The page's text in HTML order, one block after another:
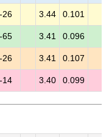
26 3.44 0.101
65 3.41 0.096
26 3.41 0.107
14 3.40 0.099